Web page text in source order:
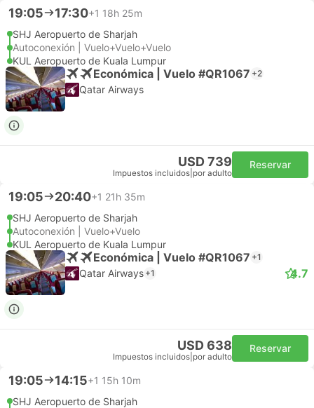
19:05 17:30+1 18h 25m
SHJ Aeropuerto de Sharjah
Autoconexión | Vuelo+Vuelo+Vuelo
KUL Aeropuerto de Kuala Lumpur
Económica | Vuelo #QR1067 +2
Qatar Airways
USD 739
Impuestos incluidos por adulto
Reservar
19:05 20:40+1 21h 35m
SHJ Aeropuerto de Sharjah
Autoconexión | Vuelo+Vuelo
KUL Aeropuerto de Kuala Lumpur
Económica | Vuelo #QR1067 +1
Qatar Airways +1 4.7
USD 638
Impuestos incluidos por adulto
Reservar
19:05 14:15+1 15h 10m
SHJ Aeropuerto de Sharjah